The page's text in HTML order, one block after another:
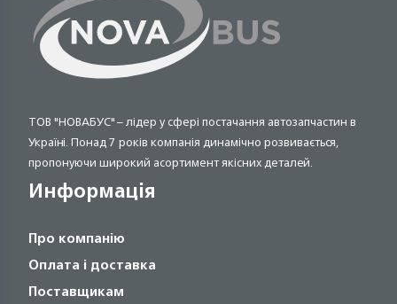
ТОВ "НОВАБУС" – лідер у сфері постачання автозапчастин в
Україні. Понад 7 років компанія динамічно розвивається,
пропонуючи широкий асортимент якісних деталей.
Информація
Про компанію
Оплата і доставка
Поставщикам